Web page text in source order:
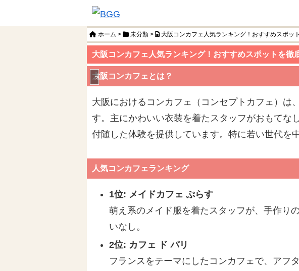
ホーム > 未分類 > 大阪コンカフェ人気ランキング！おすすめスポッ
大阪コンカフェ人気ランキング！おすすめスポットを徹
未分類
大阪コンカフェとは？
大阪におけるコンカフェ（コンセプトカフェ）は
す。主にかわいい衣装を着たスタッフがおもてな
付随した体験を提供しています。特に若い世代を
人気コンカフェランキング
1位: メイドカフェ ぷらす
萌え系のメイド服を着たスタッフが、手作り
いなし。
2位: カフェ ド パリ
フランスをテーマにしたコンカフェで、アフ